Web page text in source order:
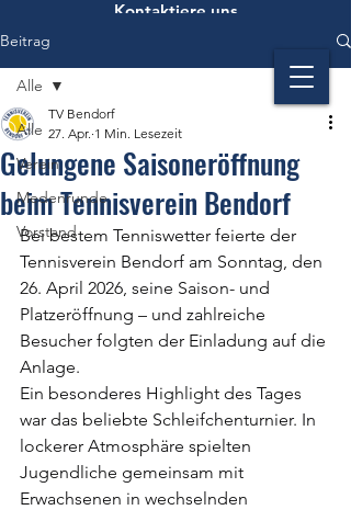
Kontaktiere uns
Beitrag
Alle
Verein
Medenrunde
Vorstand
Alle
Gelungene Saisoneröffnung
beim Tennisverein Bendorf
TV Bendorf
27. Apr. 1 Min. Lesezeit
Bei bestem Tenniswetter feierte der
Tennisverein Bendorf am Sonntag, den
26. April 2026, seine Saison- und
Platzeröffnung – und zahlreiche
Besucher folgten der Einladung auf die
Anlage.
Ein besonderes Highlight des Tages
war das beliebte Schleifchenturnier. In
lockerer Atmosphäre spielten
Jugendliche gemeinsam mit
Erwachsenen in wechselnden